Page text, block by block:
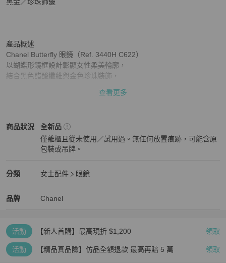
產品概述
Chanel Butterfly 眼鏡（Ref. 3440H C622）
以蝴蝶形鏡框設計彰顯女性柔美輪廓，
結合黑色醋酸纖維與金色珍珠裝飾，
時尚特色
採用黑色亮面鏡框搭配金色金屬細節，
蝴蝶框設計修飾臉型，突顯立體五官，
材質與細節
飾邊：玻璃珍珠（Glass Pearls）
顏色：黑色／金色（C622 Black & Gold）
鏡架形狀：Butterfly（蝴蝶框）
查看更多
商品狀況
Chanel女士配件商品狀態與細節
全新品
僅離櫃且從未使用／試用過。無任何放置痕跡，可能含原
包裝或吊牌。
分類
Chanel 女士配件分類資訊
女士配件
眼鏡
品牌
Chanel 精品女士配件
Chanel
Chanel 推薦清單
活動 【新人首購】最高現折 $1,200 領取
活動 【精品真品險】仿品全額退款 最高再賠 5 萬 領取